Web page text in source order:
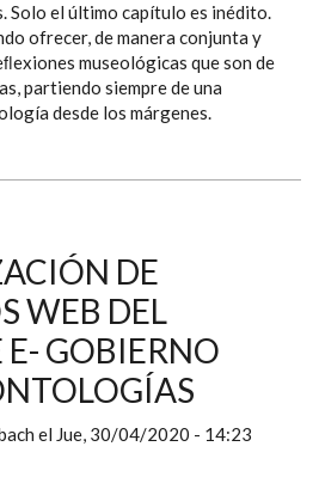
Solo el último capítulo es inédito.
ofrecer, de manera conjunta y
museológicas que son de
partiendo siempre de una
desde los márgenes.
DE
WEB DEL
GOBIERNO
el Jue, 30/04/2020 - 14:23